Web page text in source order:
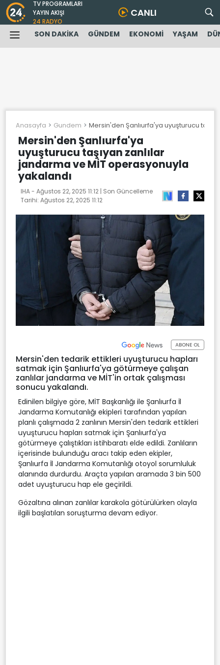
TV PROGRAMLARI
YAYIN AKIŞI
24 RADYO
CANLI
SON DAKİKA GÜNDEM EKONOMİ YAŞAM
Anasayfa Gundem Mersin'den Şanlıurfa'ya uyuşturucu
Mersin'den Şanlıurfa'ya
uyuşturucu taşıyan zanlılar
jandarma ve MİT operasyonuyla
yakalandı
IHA - Ağustos 22, 2025 11:12 | Son Güncelleme
Tarihi: Ağustos 22, 2025 11:12
ABONE OL
Mersin'den tedarik ettikleri uyuşturucu hapları
satmak için Şanlıurfa'ya götürmeye çalışan
zanlılar jandarma ve MİT'in ortak çalışması
sonucu yakalandı.
Edinilen bilgiye göre, MİT Başkanlığı ile Şanlıurfa İl
Jandarma Komutanlığı ekipleri tarafından yapılan
planlı çalışmada 2 zanlının Mersin'den tedarik ettikleri
uyuşturucu hapları satmak için Şanlıurfa'ya
götürmeye çalıştıkları istihbaratı elde edildi. Zanlıların
içerisinde bulunduğu aracı takip eden ekipler,
Şanlıurfa İl Jandarma Komutanlığı otoyol sorumluluk
alanında durdurdu. Araçta yapılan aramada 3 bin 500
adet uyuşturucu hap ele geçirildi.
Gözaltına alınan zanlılar karakola götürülürken olayla
ilgili başlatılan soruşturma devam ediyor.